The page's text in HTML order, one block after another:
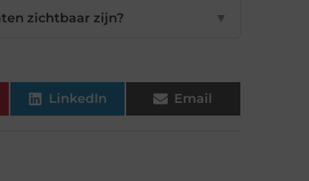
zichtbaar zijn? ▼
LinkedIn Email